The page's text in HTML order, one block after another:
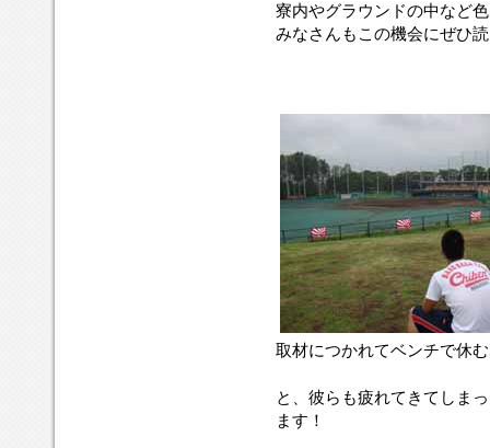
寮内やグラウンドの中など
みなさんもこの機会にぜひ
取材につかれてベンチで
と、彼らも疲れてきてしま
ます！